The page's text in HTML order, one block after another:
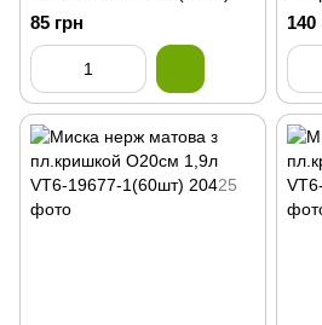
85 грн 140